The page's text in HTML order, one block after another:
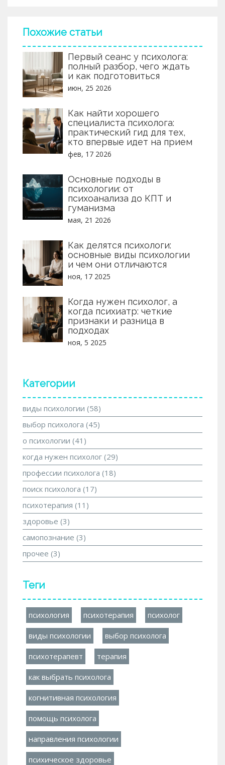
Похожие статьи
Первый сеанс у психолога:
полный разбор, чего ждать
и как подготовиться
июн, 25 2026
Как найти хорошего
специалиста психолога:
практический гид для тех,
кто впервые идет на прием
фев, 17 2026
Основные подходы в
психологии: от
психоанализа до КПТ и
гуманизма
мая, 21 2026
Как делятся психологи:
основные виды психологии
и чем они отличаются
ноя, 17 2025
Когда нужен психолог, а
когда психиатр: четкие
признаки и разница в
подходах
ноя, 5 2025
Категории
виды психологии (58)
выбор психолога (45)
о психологии (41)
когда нужен психолог (29)
профессии психолога (18)
поиск психолога (17)
психотерапия (11)
здоровье (3)
самопознание (3)
прочее (3)
Теги
психология психотерапия психолог
виды психологии выбор психолога
психотерапевт терапия
как выбрать психолога
когнитивная психология
помощь психолога
направления психологии
психическое здоровье